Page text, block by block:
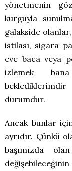
yönetmenin
kurguyla
galakside
istilası, sigara
eve baca veya
izlemek
durumdur.
Ancak bunlar
ayrıdır. Çünkü
başımızda